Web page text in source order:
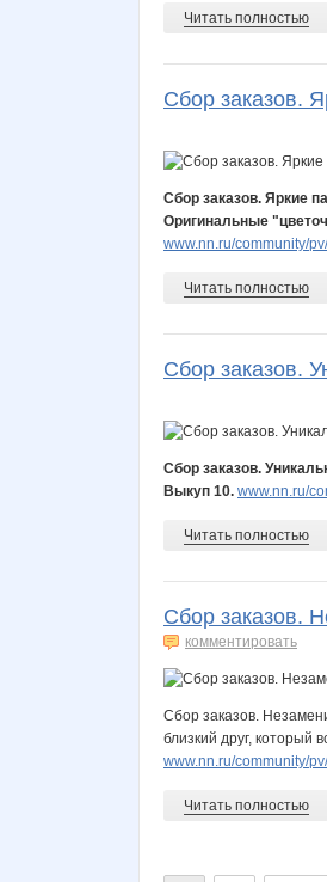
Читать полностью
Сбор заказов.
Сбор заказов. Яркие
Оригинальные
www.nn.ru/community/
Читать полностью
Сбор заказов.
Сбор заказов.
Выкуп 10. www.nn.ru/
Читать полностью
Сбор заказов.
комментировать
Сбор заказов.
близкий друг, который
www.nn.ru/community/
Читать полностью